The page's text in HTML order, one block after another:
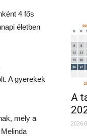
4 fős
életben
A gyerekek
mely a
A